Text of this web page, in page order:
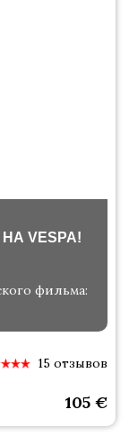
VESPA!
фильма:
15 отзывов
105 €